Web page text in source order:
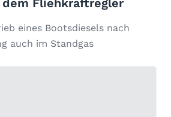
dem Fliehkraftregler
eines Bootsdiesels nach
auch im Standgas